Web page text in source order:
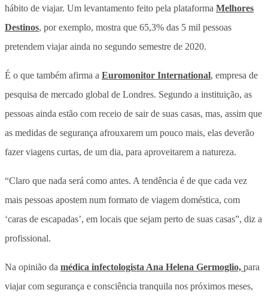
hábito de viajar. Um levantamento feito pela plataforma Melhores
Destinos, por exemplo, mostra que 65,3% das 5 mil pessoas
pretendem viajar ainda no segundo semestre de 2020.
É o que também afirma a Euromonitor International, empresa de
pesquisa de mercado global de Londres. Segundo a instituição, as
pessoas ainda estão com receio de sair de suas casas, mas, assim que
as medidas de segurança afrouxarem um pouco mais, elas deverão
fazer viagens curtas, de um dia, para aproveitarem a natureza.
“Claro que nada será como antes. A tendência é de que cada vez
mais pessoas apostem num formato de viagem doméstica, com
‘caras de escapadas’, em locais que sejam perto de suas casas”, diz a
profissional.
Na opinião da médica infectologista Ana Helena Germoglio, para
viajar com segurança e consciência tranquila nos próximos meses,